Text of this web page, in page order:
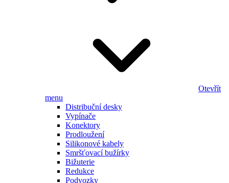
Otevřít
menu
Distribuční desky
Vypínače
Konektory
Prodloužení
Silikonové kabely
Smršťovací bužírky
Bižuterie
Redukce
Podvozky